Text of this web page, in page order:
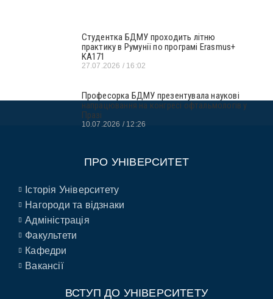
Студентка БДМУ проходить літню
практику в Румунії по програмі Erasmus+
KA171
27.07.2026 16:02
Професорка БДМУ презентувала наукові
напрацювання на конгресі офтальмологів у
Празі
10.07.2026 12:26
ПРО УНІВЕРСИТЕТ
Історія Університету
Нагороди та відзнаки
Адміністрація
Факультети
Кафедри
Вакансії
ВСТУП ДО УНІВЕРСИТЕТУ